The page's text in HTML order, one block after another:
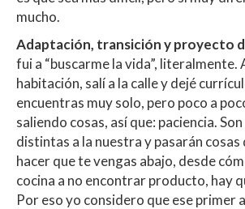
mucho.
Adaptación, transición y proyecto
fui a “buscarme la vida”, literalmente.
habitación, salí a la calle y dejé
encuentras muy solo, pero poco a
saliendo cosas, así que: paciencia.
distintas a la nuestra y pasarán cosas
hacer que te vengas abajo, desde
cocina a no encontrar producto, hay
Por eso yo considero que ese primer